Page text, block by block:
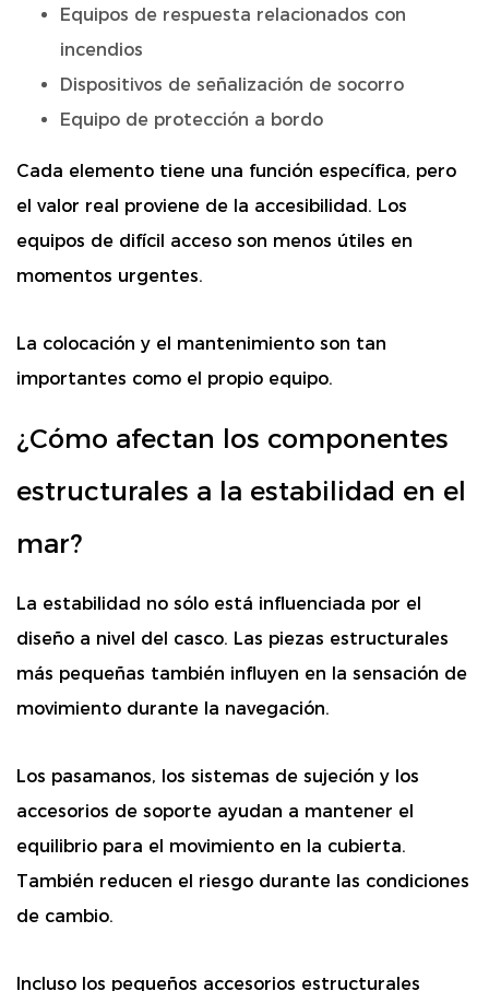
Equipos de respuesta relacionados con
incendios
Dispositivos de señalización de socorro
Equipo de protección a bordo
Cada elemento tiene una función específica, pero
el valor real proviene de la accesibilidad. Los
equipos de difícil acceso son menos útiles en
momentos urgentes.
La colocación y el mantenimiento son tan
importantes como el propio equipo.
¿Cómo afectan los componentes
estructurales a la estabilidad en el
mar?
La estabilidad no sólo está influenciada por el
diseño a nivel del casco. Las piezas estructurales
más pequeñas también influyen en la sensación de
movimiento durante la navegación.
Los pasamanos, los sistemas de sujeción y los
accesorios de soporte ayudan a mantener el
equilibrio para el movimiento en la cubierta.
También reducen el riesgo durante las condiciones
de cambio.
Incluso los pequeños accesorios estructurales